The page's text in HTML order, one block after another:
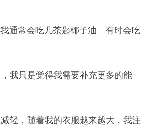
通常会吃几茶匙椰子油，有时会吃
我只是觉得我需要补充更多的能
轻，随着我的衣服越来越大，我注